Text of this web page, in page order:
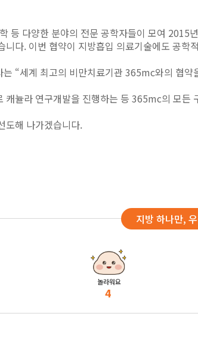
등 다양한 분야의 전문 공학자들이 모여
니다. 이번 협약이 지방흡입 의료기술에도 공
“세계 최고의 비만치료기관 365mc와의 협
캐뉼라 연구개발을 진행하는 등 365mc의 모
도해 나가겠습니다.
지방 하나만,
놀라워요
4